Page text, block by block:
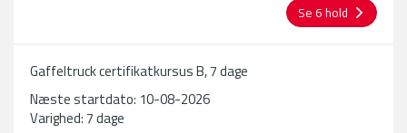
den
indtastede
filtrering.
Se 6 hold
Gaffeltruck certifikatkursus B, 7 dage
Næste startdato: 10-08-2026
Varighed: 7 dage